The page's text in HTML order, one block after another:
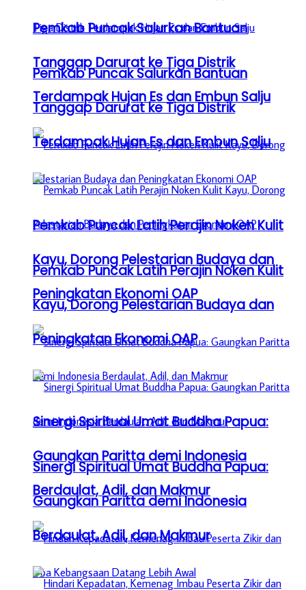
Pemkab Puncak Salurkan Bantuan
Tanggap Darurat ke Tiga Distrik
Terdampak Hujan Es dan Embun Salju
Pemkab Puncak Latih Perajin Noken Kulit
Kayu, Dorong Pelestarian Budaya dan
Peningkatan Ekonomi OAP
Sinergi Spiritual Umat Buddha Papua:
Gaungkan Paritta demi Indonesia
Berdaulat, Adil, dan Makmur
Pemkab Puncak Salurkan Bantuan
Tanggap Darurat ke Tiga Distrik
Terdampak Hujan Es dan Embun Salju
Pemkab Puncak Latih Perajin Noken Kulit
Kayu, Dorong Pelestarian Budaya dan
Peningkatan Ekonomi OAP
Sinergi Spiritual Umat Buddha Papua:
Gaungkan Paritta demi Indonesia
Berdaulat, Adil, dan Makmur